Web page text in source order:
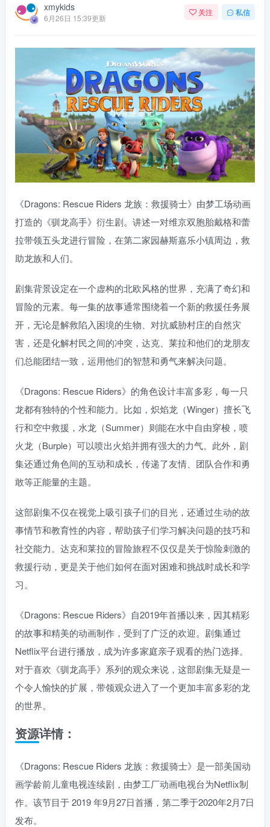
xmykids
6月26日 15:39更新
关注 私信
《Dragons: Rescue Riders 龙族：救援骑士》由梦工场动画
打造的《驯龙高手》衍生剧。讲述一对维京双胞胎戴格和蕾
拉带领五头龙进行冒险，在第二家园赫斯嘉乐小镇周边，救
助龙族和人们。
剧集背景设定在一个虚构的北欧风格的世界，充满了奇幻和
冒险的元素。每一集的故事通常围绕着一个新的救援任务展
开，无论是解救陷入困境的生物、对抗威胁村庄的自然灾
害，还是化解村民之间的冲突，达克、莱拉和他们的龙朋友
们总能团结一致，运用他们的智慧和勇气来解决问题。
《Dragons: Rescue Riders》的角色设计丰富多彩，每一只
龙都有独特的个性和能力。比如，炽焰龙（Winger）擅长飞
行和空中救援，水龙（Summer）则能在水中自由穿梭，喷
火龙（Burple）可以喷出火焰并拥有强大的力气。此外，剧
集还通过角色间的互动和成长，传递了友情、团队合作和勇
敢等正能量的主题。
这部剧集不仅在视觉上吸引孩子们的目光，还通过生动的故
事情节和教育性的内容，帮助孩子们学习解决问题的技巧和
社交能力。达克和莱拉的冒险旅程不仅仅是关于惊险刺激的
救援行动，更是关于他们如何在面对困难和挑战时成长和学
习。
《Dragons: Rescue Riders》自2019年首播以来，因其精彩
的故事和精美的动画制作，受到了广泛的欢迎。剧集通过
Netflix平台进行播放，成为许多家庭亲子观看的热门选择。
对于喜欢《驯龙高手》系列的观众来说，这部剧集无疑是一
个令人愉快的扩展，带领观众进入了一个更加丰富多彩的龙
的世界。
资源详情：
《Dragons: Rescue Riders 龙族：救援骑士》是一部美国动
画学龄前儿童电视连续剧，由梦工厂动画电视台为Netflix制
作。该节目于 2019 年9月27日首播，第二季于2020年2月7日
发布。